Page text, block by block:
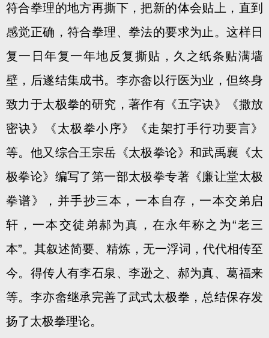
符合拳理的地方再撕下，把新的体会贴上，直到
感觉正确，符合拳理、拳法的要求为止。这样日
复一日年复一年地反复撕贴，久之纸条贴满墙
壁，后遂结集成书。李亦畲以行医为业，但终身
致力于太极拳的研究，著作有《五字诀》《撒放
密诀》《太极拳小序》《走架打手行功要言》
等。他又综合王宗岳《太极拳论》和武禹襄《太
极拳论》编写了第一部太极拳专著《廉让堂太极
拳谱》，并手抄三本，一本自存，一本交弟启
轩，一本交徒弟郝为真，在永年称之为“老三
本”。其叙述简要、精炼，无一浮词，代代相传至
今。得传人有李石泉、李逊之、郝为真、葛福来
等。李亦畲继承完善了武式太极拳，总结保存发
扬了太极拳理论。